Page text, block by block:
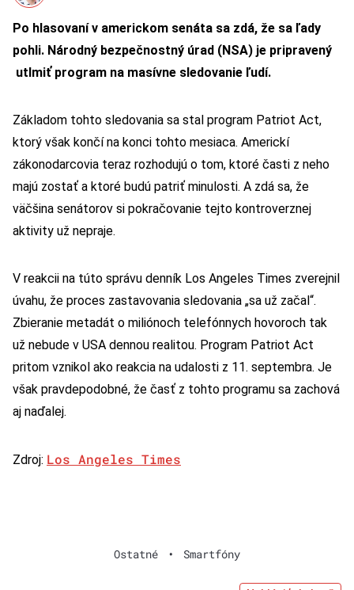
Po hlasovaní v americkom senáta sa zdá, že sa ľady
pohli. Národný bezpečnostný úrad (NSA) je pripravený
utlmiť program na masívne sledovanie ľudí.
Základom tohto sledovania sa stal program Patriot Act,
ktorý však končí na konci tohto mesiaca. Americkí
zákonodarcovia teraz rozhodujú o tom, ktoré časti z neho
majú zostať a ktoré budú patriť minulosti. A zdá sa, že
väčšina senátorov si pokračovanie tejto kontroverznej
aktivity už nepraje.
V reakcii na túto správu denník Los Angeles Times zverejnil
úvahu, že proces zastavovania sledovania „sa už začal“.
Zbieranie metadát o miliónoch telefónnych hovoroch tak
už nebude v USA dennou realitou. Program Patriot Act
pritom vznikol ako reakcia na udalosti z 11. septembra. Je
však pravdepodobné, že časť z tohto programu sa zachová
aj naďalej.
Zdroj: Los Angeles Times
Ostatné • Smartfóny